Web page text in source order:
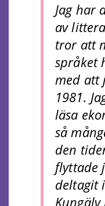
Jag har
av
tror att
språket
med att
1981.
läsa
så
den
flyttade
deltagit